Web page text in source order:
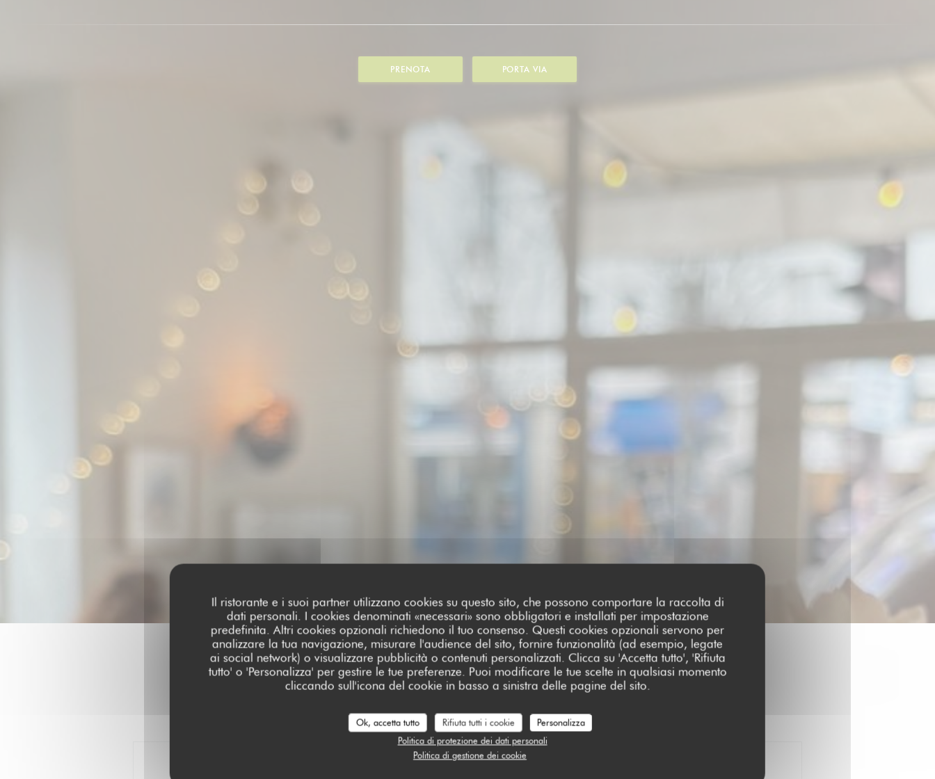
Il ristorante e i suoi partner utilizzano cookies su questo sito, che possono comportare la raccolta di
dati personali. I cookies denominati «necessari» sono obbligatori e installati per impostazione
predefinita. Altri cookies opzionali richiedono il tuo consenso. Questi cookies opzionali servono per
analizzare la tua navigazione, misurare l'audience del sito, fornire funzionalità (ad esempio, legate
ai social network) o visualizzare pubblicità o contenuti personalizzati. Clicca su 'Accetta tutto', 'Rifiuta
tutto' o 'Personalizza' per gestire le tue preferenze. Puoi modificare le tue scelte in qualsiasi momento
cliccando sull'icona del cookie in basso a sinistra delle pagine del sito.
Ok, accetta tutto Rifiuta tutti i cookie
Personalizza
Politica di protezione dei dati personali
Politica di gestione dei cookie
PRENOTA PORTA VIA